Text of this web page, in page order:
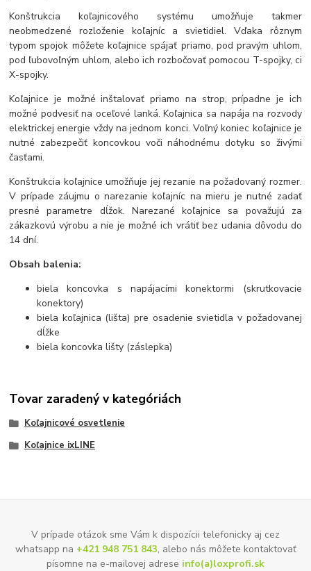
Konštrukcia koľajnicového systému umožňuje takmer
neobmedzené rozloženie koľajníc a svietidiel. Vďaka rôznym
typom spojok môžete koľajnice spájať priamo, pod pravým uhlom,
pod ľubovoľným uhlom, alebo ich rozbočovať pomocou T-spojky, ci
X-spojky.
Koľajnice je možné inštalovať priamo na strop, prípadne je ich
možné podvesiť na oceľové lanká. Koľajnica sa napája na rozvody
elektrickej energie vždy na jednom konci. Voľný koniec koľajnice je
nutné zabezpečiť koncovkou voči náhodnému dotyku so živými
časťami.
Konštrukcia koľajnice umožňuje jej rezanie na požadovaný rozmer.
V prípade záujmu o narezanie koľajníc na mieru je nutné zadať
presné parametre dĺžok. Narezané koľajnice sa považujú za
zákazkovú výrobu a nie je možné ich vrátiť bez udania dôvodu do
14 dní.
Obsah balenia:
biela koncovka s napájacími konektormi (skrutkovacie
konektory)
biela koľajnica (lišta) pre osadenie svietidla v požadovanej
dĺžke
biela koncovka lišty (záslepka)
Tovar zaradený v kategóriách
Koľajnicové osvetlenie
Koľajnice ixLINE
V prípade otázok sme Vám k dispozícii telefonicky aj cez
whatsapp na +421 948 751 843, alebo nás môžete kontaktovať
písomne na e-mailovej adrese info(a)loxprofi.sk